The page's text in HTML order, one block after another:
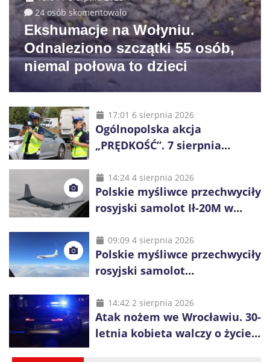
24 osób skomentowało
Ekshumacje na Wołyniu.
Odnaleziono szczątki 55 osób,
niemal połowa to dzieci
17:01 6 sierpnia 2026
Ogólnopolska akcja
„PRĘDKOŚĆ”. 7 sierpnia
14:24 4 sierpnia 2026
Polskie myśliwce przechwyciły
rosyjski samolot Ił-20M w
09:09 4 sierpnia 2026
Polskie myśliwce przechwyciły
rosyjski samolot
14:42 2 sierpnia 2026
Atak nożem we Wrocławiu. 30-
letnia kobieta walczy o życie,